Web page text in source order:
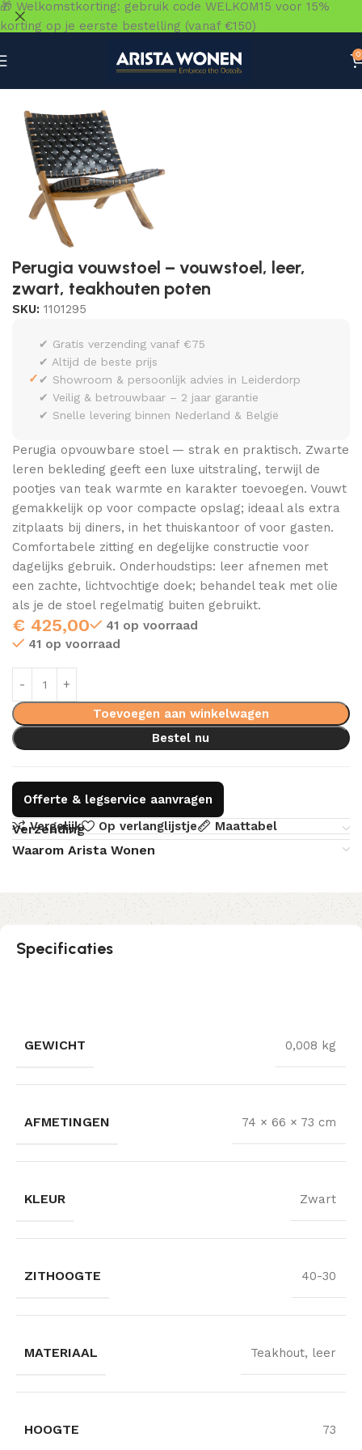
0
Perugia vouwstoel – vouwstoel, leer,
zwart, teakhouten poten
SKU: 1101295
✓
✔ Gratis verzending vanaf €75
✔ Altijd de beste prijs
✔ Showroom & persoonlijk advies in Leiderdorp
✔ Veilig & betrouwbaar – 2 jaar garantie
✔ Snelle levering binnen Nederland & België
Perugia opvouwbare stoel — strak en praktisch. Zwarte
leren bekleding geeft een luxe uitstraling, terwijl de
pootjes van teak warmte en karakter toevoegen. Vouwt
gemakkelijk op voor compacte opslag; ideaal als extra
zitplaats bij diners, in het thuiskantoor of voor gasten.
Comfortabele zitting en degelijke constructie voor
dagelijks gebruik. Onderhoudstips: leer afnemen met
een zachte, lichtvochtige doek; behandel teak met olie
als je de stoel regelmatig buiten gebruikt.
€ 425,00
41 op voorraad
41 op voorraad
Toevoegen aan winkelwagen
Bestel nu
Offerte & legservice aanvragen
Vergelijk
Op verlanglijstje Maattabel
Verzending
Waarom Arista Wonen
Specificaties
GEWICHT 0,008 kg
AFMETINGEN 74 × 66 × 73 cm
KLEUR Zwart
ZITHOOGTE 40-30
MATERIAAL Teakhout, leer
HOOGTE 73
🎁 Welkomstkorting: gebruik code WELKOM15 voor 15%
korting op je eerste bestelling (vanaf €150)